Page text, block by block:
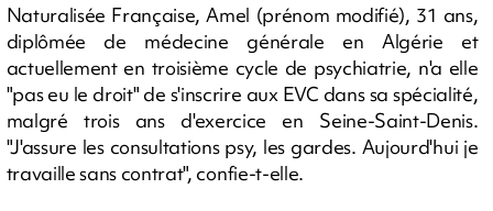
Naturalisée Française, Amel (prénom modifié), 31 ans,
diplômée de médecine générale en Algérie et
actuellement en troisième cycle de psychiatrie, n'a elle
"pas eu le droit" de s'inscrire aux EVC dans sa spécialité,
malgré trois ans d'exercice en Seine-Saint-Denis.
"J'assure les consultations psy, les gardes. Aujourd'hui je
travaille sans contrat", confie-t-elle.